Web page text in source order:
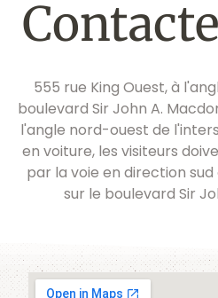
555 rue King Ouest, à
boulevard Sir John A.
l'angle nord-ouest de
en voiture, les visiteurs
par la voie en direction sud
sur le boulevard Sir